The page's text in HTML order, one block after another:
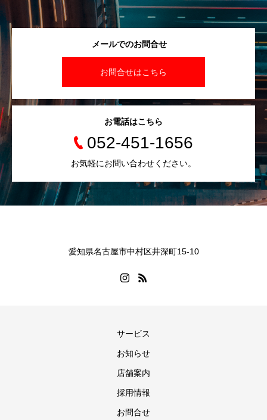
メールでのお問合せ
お問合せはこちら
お電話はこちら
052-451-1656
お気軽にお問い合わせください。
愛知県名古屋市中村区井深町15-10
サービス
お知らせ
店舗案内
採用情報
お問合せ